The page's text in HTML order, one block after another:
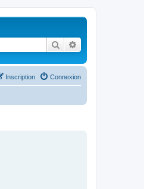
Rechercher
Connexion
Inscription